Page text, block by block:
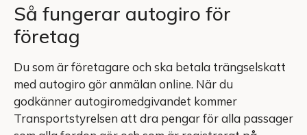
Så fungerar autogiro för
företag
Du som är företagare och ska betala trängselskatt
med autogiro gör anmälan online. När du
godkänner autogiromedgivandet kommer
Transportstyrelsen att dra pengar för alla passager